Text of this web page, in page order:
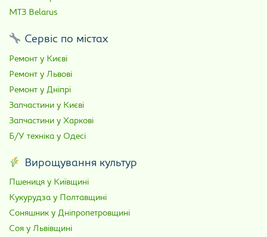
МТЗ Belarus
Сервіс по містах
Ремонт у Києві
Ремонт у Львові
Ремонт у Дніпрі
Запчастини у Києві
Запчастини у Харкові
Б/У техніка у Одесі
Вирощування культур
Пшениця у Київщині
Кукурудза у Полтавщині
Соняшник у Дніпропетровщині
Соя у Львівщині